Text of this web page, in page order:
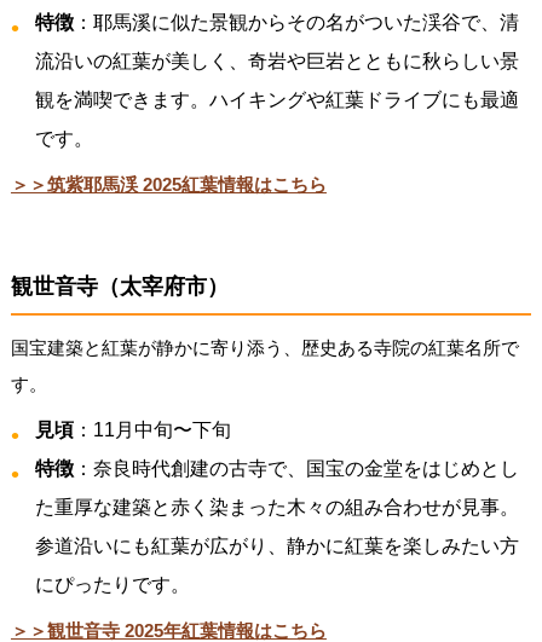
特徴：耶馬溪に似た景観からその名がついた渓谷で、清
流沿いの紅葉が美しく、奇岩や巨岩とともに秋らしい景
観を満喫できます。ハイキングや紅葉ドライブにも最適
です。
＞＞筑紫耶馬渓 2025紅葉情報はこちら
観世音寺（太宰府市）
国宝建築と紅葉が静かに寄り添う、歴史ある寺院の紅葉名所で
す。
見頃：11月中旬〜下旬
特徴：奈良時代創建の古寺で、国宝の金堂をはじめとし
た重厚な建築と赤く染まった木々の組み合わせが見事。
参道沿いにも紅葉が広がり、静かに紅葉を楽しみたい方
にぴったりです。
＞＞観世音寺 2025年紅葉情報はこちら